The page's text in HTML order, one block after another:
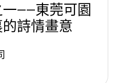
——東莞可園
詩情畫意